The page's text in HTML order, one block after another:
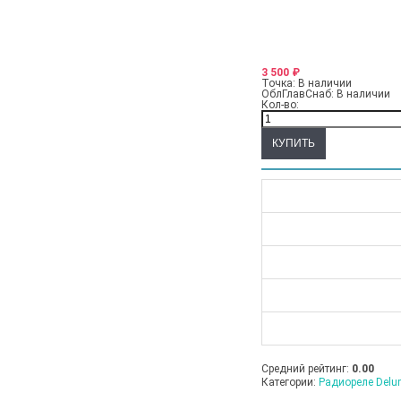
3 500 ₽
Точка: В наличии
ОблГлавСнаб: В наличии
Кол-во:
Средний рейтинг: 0.00
Категории: Радиореле